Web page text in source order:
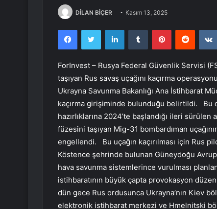
DİLAN BİÇER Kasım 13, 2025
FacebookTwitter LinkedInTumblr PinterestReddit
ForInvest – Rusya Federal Güvenlik Servisi
taşıyan Rus savaş uçağını kaçırma
Ukrayna Savunma Bakanlığı Ana İstihbarat
kaçırma girişiminde bulunduğu belirtildi. Bu
hazırlıklarına 2024’te başlandığı ileri
füzesini taşıyan Mig-31 bombardıman
engellendi. Bu uçağın kaçırılması için Rus
Köstence şehrinde bulunan Güneydoğu
hava savunma sistemlerince vurulması
istihbaratının büyük çapta provokasyon
dün gece Rus ordusunca Ukrayna’nın Kiev
elektronik istihbarat merkezi ve Hmelnitski